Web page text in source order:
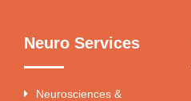
Neuro Services
Neurosciences &